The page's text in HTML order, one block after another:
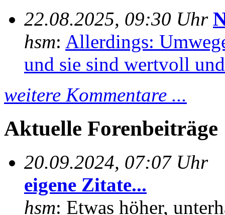
22.08.2025, 09:30 Uhr
hsm: Allerdings:
und sie sind wertvoll
weitere Kommentare ...
Aktuelle Forenbeiträge
20.09.2024, 07:07 Uhr
eigene Zitate...
hsm: Etwas höher,